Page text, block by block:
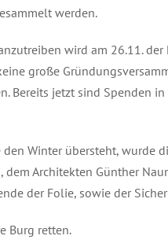
werden.
wird am 26.11.
große
Bereits jetzt sind Spenden
den Winter übersteht, wurde
Architekten Günther
der Folie, sowie der
Burg retten.